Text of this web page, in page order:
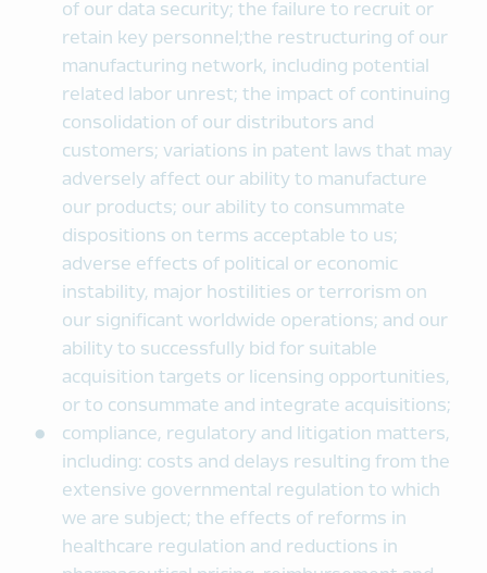
of our data security; the failure to recruit or
retain key personnel;the restructuring of our
manufacturing network, including potential
related labor unrest; the impact of continuing
consolidation of our distributors and
customers; variations in patent laws that may
adversely affect our ability to manufacture
our products; our ability to consummate
dispositions on terms acceptable to us;
adverse effects of political or economic
instability, major hostilities or terrorism on
our significant worldwide operations; and our
ability to successfully bid for suitable
acquisition targets or licensing opportunities,
or to consummate and integrate acquisitions;
compliance, regulatory and litigation matters,
including: costs and delays resulting from the
extensive governmental regulation to which
we are subject; the effects of reforms in
healthcare regulation and reductions in